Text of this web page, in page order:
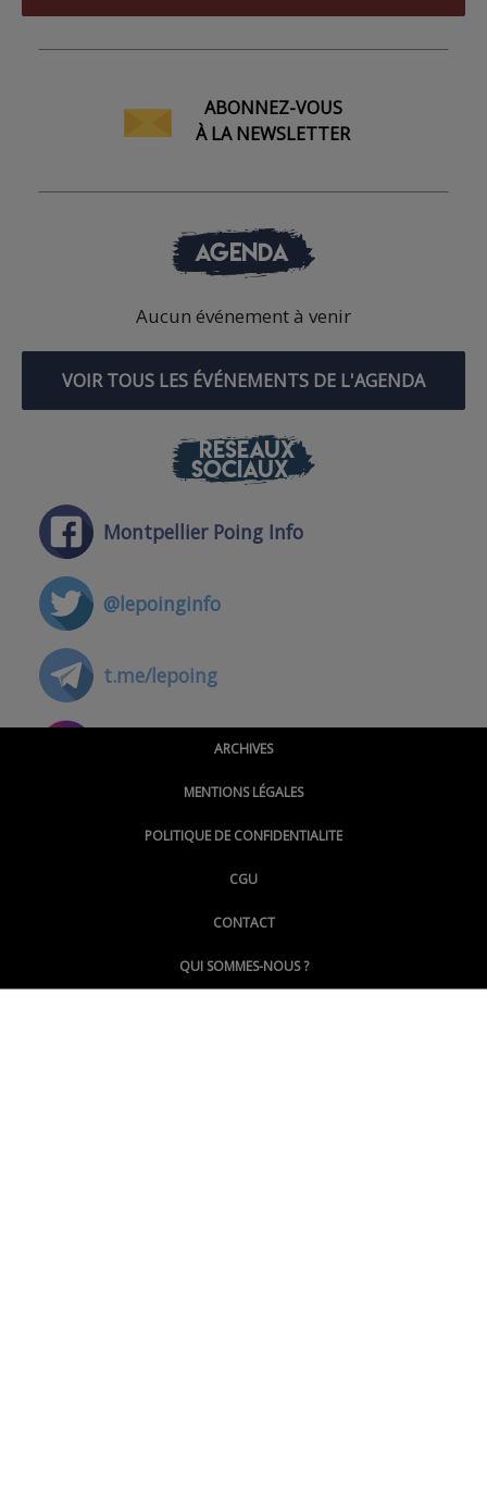
ABONNEZ-VOUS
À LA NEWSLETTER
AGENDA
Aucun événement à venir
VOIR TOUS LES ÉVÉNEMENTS DE L'AGENDA
RÉSEAUX
SOCIAUX
Montpellier Poing Info
@lepoinginfo
t.me/lepoing
@montpellierpoinginfo
@LePoingMontpellier
ARCHIVES
MENTIONS LÉGALES
POLITIQUE DE CONFIDENTIALITE
CGU
CONTACT
QUI SOMMES-NOUS ?